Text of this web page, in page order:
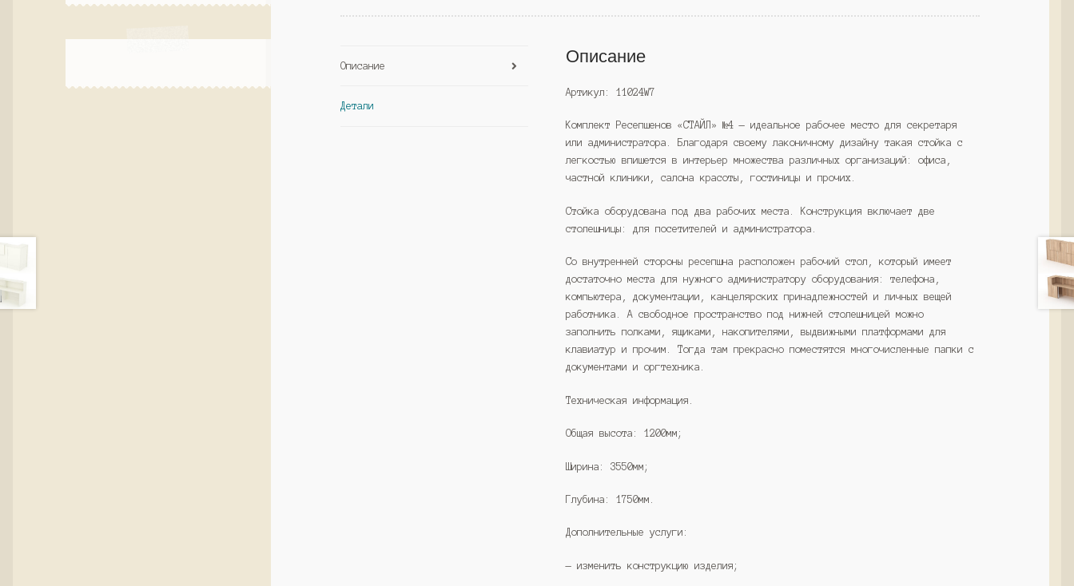
(Westcom)
Описание
Детали
Описание
Артикул: 11024W7
Комплект Ресепшенов «СТАЙЛ» №4 — идеальное рабочее место для секретаря
или администратора. Благодаря своему лаконичному дизайну такая стойка с
легкостью впишется в интерьер множества различных организаций: офиса,
частной клиники, салона красоты, гостиницы и прочих.
Стойка оборудована под два рабочих места. Конструкция включает две
столешницы: для посетителей и администратора.
Со внутренней стороны ресепшна расположен рабочий стол, который имеет
достаточно места для нужного администратору оборудования: телефона,
компьютера, документации, канцелярских принадлежностей и личных вещей
работника. А свободное пространство под нижней столешницей можно
заполнить полками, ящиками, накопителями, выдвижными платформами для
клавиатур и прочим. Тогда там прекрасно поместятся многочисленные папки с
документами и оргтехника.
Техническая информация.
Общая высота: 1200мм;
Ширина: 3550мм;
Глубина: 1750мм.
Дополнительные услуги:
— изменить конструкцию изделия;